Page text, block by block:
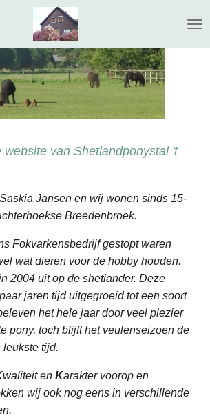
website van Shetlandponystal 't
Jansen en wij wonen sinds 15-
Breedenbroek.
Fokvarkensbedrijf gestopt waren
wat dieren voor de hobbyhouden.
2004 uit op de shetlander. Deze
jaren tijd uitgegroeidtot een soort
het hele jaar door veel plezier
pony, toch blijft het veulenseizoen de
leukste tijd.
waliteit en Karakter voorop en
wij ook nog eens in verschillende